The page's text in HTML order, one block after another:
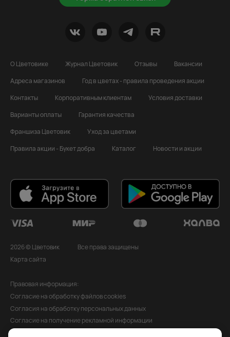
О Цветовике Журнал Цветовик Отзывы
Вакансии
Адреса магазинов
Год в цветах - правила проведения акции
Контакты
Корпоративным клиентам
Условия доставки
Варианты оплаты
Гарантия качества
Франшиза Цветовик
Уход за цветами
Правила акции - Букет добра
Каталог Новости и акции
2026 © Цветовик
Все права защищены
Карта сайта
Правовая информация:
Согласие на обработку файлов cookies
Согласия на обработку персональных данных
Согласие на получение рекламной информации
Политика обработки персональных данных